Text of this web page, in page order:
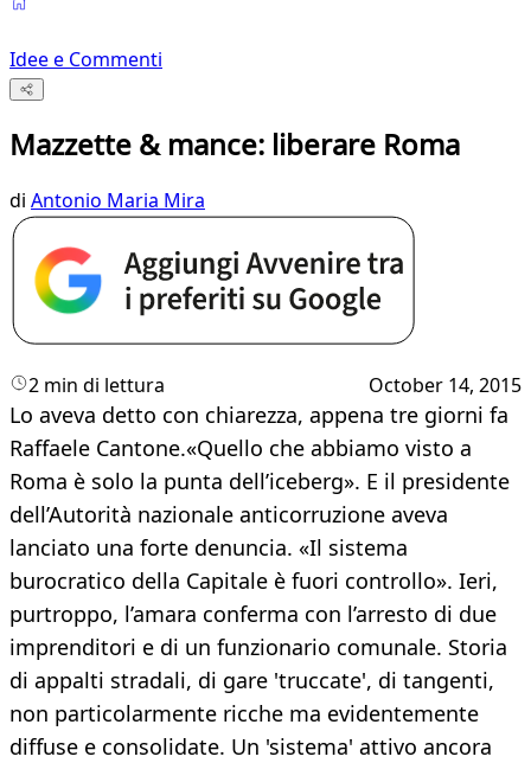
Idee e Commenti
Mazzette & mance: liberare Roma
di Antonio Maria Mira
2 min di lettura October 14, 2015
Lo aveva detto con chiarezza, appena tre giorni fa
Raffaele Cantone.«Quello che abbiamo visto a
Roma è solo la punta dell’iceberg». E il presidente
dell’Autorità nazionale anticorruzione aveva
lanciato una forte denuncia. «Il sistema
burocratico della Capitale è fuori controllo». Ieri,
purtroppo, l’amara conferma con l’arresto di due
imprenditori e di un funzionario comunale. Storia
di appalti stradali, di gare 'truccate', di tangenti,
non particolarmente ricche ma evidentemente
diffuse e consolidate. Un 'sistema' attivo ancora